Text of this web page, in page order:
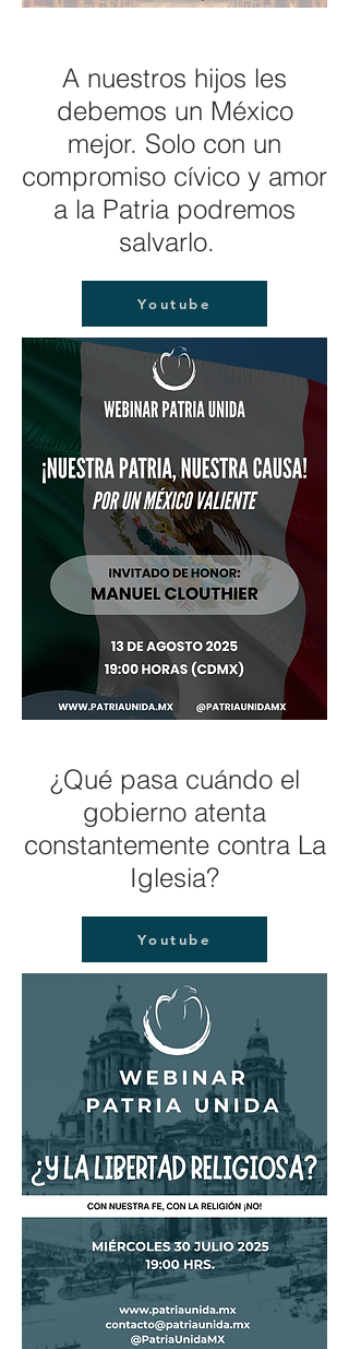
A nuestros hijos les
debemos un México
mejor. Solo con un
compromiso cívico y amor
a la Patria podremos
salvarlo.
Youtube
¿Qué pasa cuándo el
gobierno atenta
constantemente contra La
Iglesia?
Youtube